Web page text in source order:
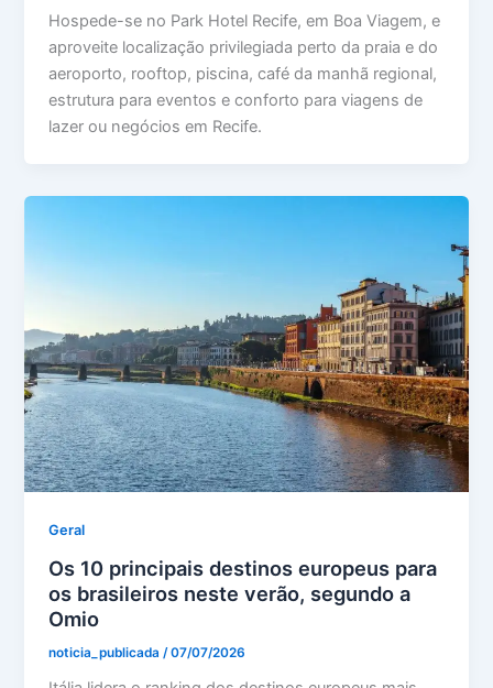
Hospede-se no Park Hotel Recife, em Boa Viagem, e
aproveite localização privilegiada perto da praia e do
aeroporto, rooftop, piscina, café da manhã regional,
estrutura para eventos e conforto para viagens de
lazer ou negócios em Recife.
Geral
Os 10 principais destinos europeus para
os brasileiros neste verão, segundo a
Omio
noticia_publicada /07/07/2026